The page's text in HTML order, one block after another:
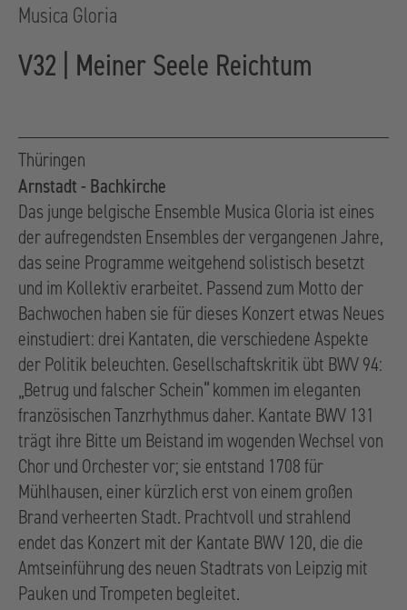
Musica Gloria
V32 | Meiner Seele Reichtum
Thüringen
Arnstadt - Bachkirche
Das junge belgische Ensemble Musica Gloria ist eines
der aufregendsten Ensembles der vergangenen Jahre,
das seine Programme weitgehend solistisch besetzt
und im Kollektiv erarbeitet. Passend zum Motto der
Bachwochen haben sie für dieses Konzert etwas Neues
einstudiert: drei Kantaten, die verschiedene Aspekte
der Politik beleuchten. Gesellschaftskritik übt BWV 94:
„Betrug und falscher Schein“ kommen im eleganten
französischen Tanzrhythmus daher. Kantate BWV 131
trägt ihre Bitte um Beistand im wogenden Wechsel von
Chor und Orchester vor; sie entstand 1708 für
Mühlhausen, einer kürzlich erst von einem großen
Brand verheerten Stadt. Prachtvoll und strahlend
endet das Konzert mit der Kantate BWV 120, die die
Amtseinführung des neuen Stadtrats von Leipzig mit
Pauken und Trompeten begleitet.
Bitte hier klicken, um Youtube zu